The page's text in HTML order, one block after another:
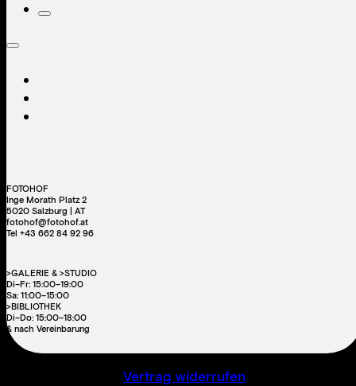
FOTOHOF
Inge Morath Platz 2
5020 Salzburg | AT
fotohof@fotohof.at
Tel +43 662 84 92 96
>GALERIE & >STUDIO
Di–Fr: 15:00–19:00
Sa: 11:00–15:00
>BIBLIOTHEK
Di–Do: 15:00–18:00
& nach Vereinbarung
Vertrag widerrufen